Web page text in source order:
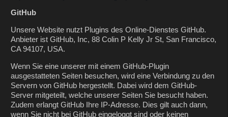
GitHub
Unsere Website nutzt Plugins des Online-Dienstes GitHub.
Anbieter ist GitHub, Inc, 88 Colin P Kelly Jr St, San Francisco,
CA 94107, USA.
Wenn Sie eine unserer mit einem GitHub-Plugin
ausgestatteten Seiten besuchen, wird eine Verbindung zu den
Servern von GitHub hergestellt. Dabei wird dem GitHub-
Server mitgeteilt, welche unserer Seiten Sie besucht haben.
Zudem erlangt GitHub Ihre IP-Adresse. Dies gilt auch dann,
wenn Sie nicht bei GitHub eingeloggt sind oder keinen